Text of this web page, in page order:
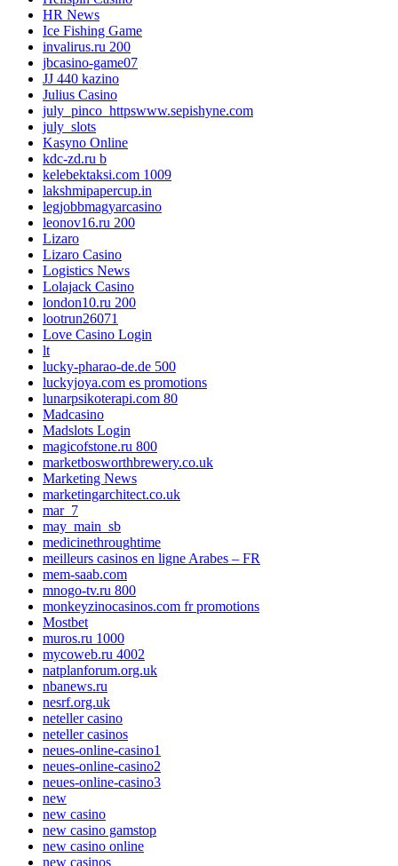
HR News
Ice Fishing Game
invalirus.ru 200
jbcasino-game07
JJ 440 kazino
Julius Casino
july_pinco_httpswww.sepishyne.com
july_slots
Kasyno Online
kdc-zd.ru b
kelebektaksi.com 1009
lakshmipapercup.in
legjobbmagyarcasino
leonov16.ru 200
Lizaro
Lizaro Casino
Logistics News
Lolajack Casino
london10.ru 200
lootrun26071
Love Casino Login
lt
lucky-pharao-de.de 500
luckyjoya.com es promotions
lunarpsikoterapi.com 80
Madcasino
Madslots Login
magicofstone.ru 800
marketbosworthbrewery.co.uk
Marketing News
marketingarchitect.co.uk
mar_7
may_main_sb
medicinethroughtime
meilleurs casinos en ligne Arabes – FR
mem-saab.com
mnogo-tv.ru 800
monkeyzinocasinos.com fr promotions
Mostbet
muros.ru 1000
mycoweb.ru 4002
natplanforum.org.uk
nbanews.ru
nesrf.org.uk
neteller casino
neteller casinos
neues-online-casino1
neues-online-casino2
neues-online-casino3
new
new casino
new casino gamstop
new casino online
new casinos